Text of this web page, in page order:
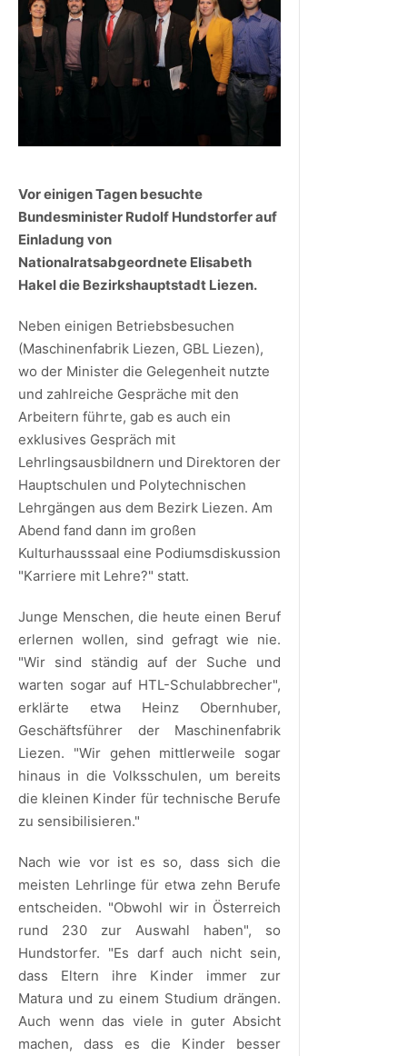
Vor einigen Tagen besuchte
Bundesminister Rudolf Hundstorfer auf
Einladung von
Nationalratsabgeordnete Elisabeth
Hakel die Bezirkshauptstadt Liezen.
Neben einigen Betriebsbesuchen
(Maschinenfabrik Liezen, GBL Liezen),
wo der Minister die Gelegenheit nutzte
und zahlreiche Gespräche mit den
Arbeitern führte, gab es auch ein
exklusives Gespräch mit
Lehrlingsausbildnern und Direktoren der
Hauptschulen und Polytechnischen
Lehrgängen aus dem Bezirk Liezen. Am
Abend fand dann im großen
Kulturhausssaal eine Podiumsdiskussion
"Karriere mit Lehre?" statt.
Junge Menschen, die heute einen Beruf
erlernen wollen, sind gefragt wie nie.
"Wir sind ständig auf der Suche und
warten sogar auf HTL-Schulabbrecher",
erklärte etwa Heinz Obernhuber,
Geschäftsführer der Maschinenfabrik
Liezen. "Wir gehen mittlerweile sogar
hinaus in die Volksschulen, um bereits
die kleinen Kinder für technische Berufe
zu sensibilisieren."
Nach wie vor ist es so, dass sich die
meisten Lehrlinge für etwa zehn Berufe
entscheiden. "Obwohl wir in Österreich
rund 230 zur Auswahl haben", so
Hundstorfer. "Es darf auch nicht sein,
dass Eltern ihre Kinder immer zur
Matura und zu einem Studium drängen.
Auch wenn das viele in guter Absicht
machen, dass es die Kinder besser